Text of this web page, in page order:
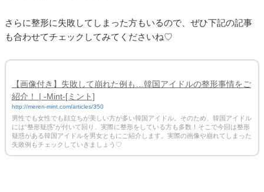
さらに整形に失敗してしまった方もいるので、ぜひ下記の記事
も合わせてチェックしてみてくださいね♡
【画像付き】失敗して崩れた例も…韓国アイドルの整形事情をご
紹介！ | -Mint-[ミント]
http://meren-mint.com/articles/350
男性でも女性でも顔立ちが美しい方が多い韓国アイドル。そのため、韓国アイドル
には“整形疑惑”が付いて回り、実際に整形をしている方も多数！そこで今回は整形
疑惑がある韓国アイドルを男女ともにご紹介します。実際の画像や崩れてしまった
失敗例もチェックしていきましょう♡